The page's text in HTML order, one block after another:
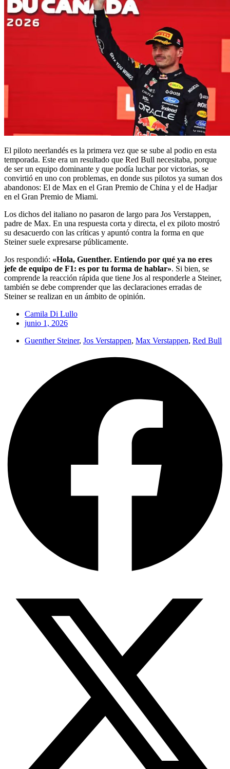
El piloto neerlandés es la primera vez que se sube al podio en esta
temporada. Este era un resultado que Red Bull necesitaba, porque
de ser un equipo dominante y que podía luchar por victorias, se
convirtió en uno con problemas, en donde sus pilotos ya suman dos
abandonos: El de Max en el Gran Premio de China y el de Hadjar
en el Gran Premio de Miami.
Los dichos del italiano no pasaron de largo para Jos Verstappen,
padre de Max. En una respuesta corta y directa, el ex piloto mostró
su desacuerdo con las críticas y apuntó contra la forma en que
Steiner suele expresarse públicamente.
Jos respondió: «Hola, Guenther. Entiendo por qué ya no eres
jefe de equipo de F1: es por tu forma de hablar». Si bien, se
comprende la reacción rápida que tiene Jos al responderle a Steiner,
también se debe comprender que las declaraciones erradas de
Steiner se realizan en un ámbito de opinión.
Camila Di Lullo
junio 1, 2026
Guenther Steiner, Jos Verstappen, Max Verstappen, Red Bull